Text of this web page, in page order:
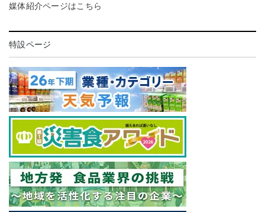
媒体紹介ページはこちら
特設ページ